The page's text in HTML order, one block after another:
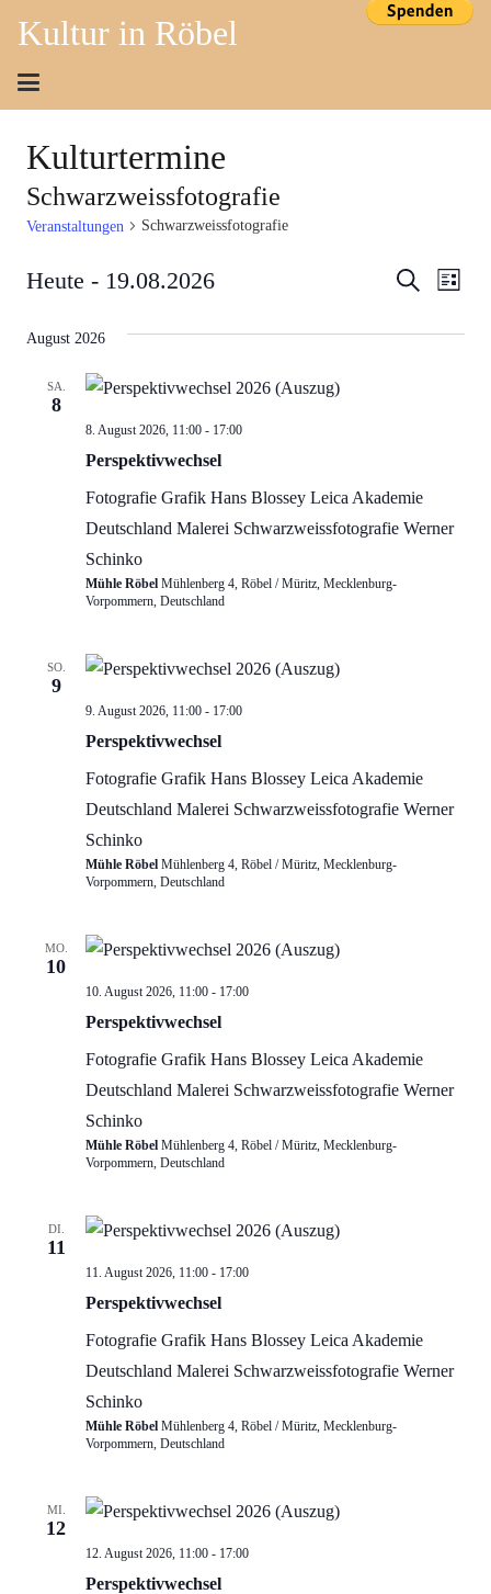
Kultur in Röbel
Kulturtermine
Schwarzweissfotografie
Veranstaltungen Schwarzweissfotografie
Suche
Suche
Liste
Heute - 19.08.2026
wählen.
August 2026
SA.
8
8. August 2026, 11:00 - 17:00
Perspektivwechsel
Fotografie Grafik Hans Blossey Leica Akademie
Deutschland Malerei Schwarzweissfotografie Werner
Schinko
Mühle Röbel Mühlenberg 4, Röbel / Müritz, Mecklenburg-
Vorpommern, Deutschland
SO.
9
9. August 2026, 11:00 - 17:00
Perspektivwechsel
Fotografie Grafik Hans Blossey Leica Akademie
Deutschland Malerei Schwarzweissfotografie Werner
Schinko
Mühle Röbel Mühlenberg 4, Röbel / Müritz, Mecklenburg-
Vorpommern, Deutschland
MO.
10
10. August 2026, 11:00 - 17:00
Perspektivwechsel
Fotografie Grafik Hans Blossey Leica Akademie
Deutschland Malerei Schwarzweissfotografie Werner
Schinko
Mühle Röbel Mühlenberg 4, Röbel / Müritz, Mecklenburg-
Vorpommern, Deutschland
DI.
11
11. August 2026, 11:00 - 17:00
Perspektivwechsel
Fotografie Grafik Hans Blossey Leica Akademie
Deutschland Malerei Schwarzweissfotografie Werner
Schinko
Mühle Röbel Mühlenberg 4, Röbel / Müritz, Mecklenburg-
Vorpommern, Deutschland
MI.
12
12. August 2026, 11:00 - 17:00
Perspektivwechsel